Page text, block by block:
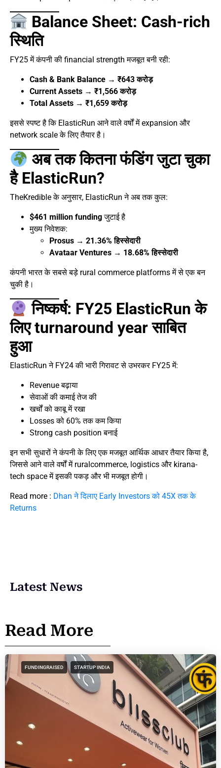
Balance Sheet: Cash-rich
स्थिति
FY25 में कंपनी की financial strength मजबूत बनी रही:
Cash & Bank Balance → ₹643 करोड़
Current Assets → ₹1,566 करोड़
Total Assets → ₹1,659 करोड़
इससे स्पष्ट है कि ElasticRun आने वाले वर्षों में expansion और
network scale के लिए तैयार है।
अब तक कितना फंडिंग जुटा चुका
है ElasticRun?
TheKredible के अनुसार, ElasticRun ने अब तक कुल:
$461 million fundingजुटाई है
मुख्य निवेशक:
Prosus → 21.36% हिस्सेदारी
Avataar Ventures → 18.68% हिस्सेदारी
कंपनी भारत के सबसे बड़े rural commerce platforms में से एक बन
चुकी है।
निष्कर्ष: FY25 ElasticRun के
लिए turnaround year साबित
हुआ
ElasticRun ने FY24 की भारी गिरावट से उभरकर FY25 में:
Revenue बढ़ाया
सेवाओं की कमाई तेज की
खर्चों को काबू में रखा
Losses को 60% तक कम किया
Strong cash position बनाई
इन सभी सुधारों ने कंपनी के लिए एक मजबूत आर्थिक आधार तैयार किया है,
जिससे आने वाले वर्षों में ruralcommerce, logistics और kirana-
tech space में इसकी पकड़ और भी मजबूत होगी।
Read more : Dhan ने दिलाए Early Investors को 45X तक के
Returns
Latest News
Read More
FUNDINGRAISED STARTUP INDIA